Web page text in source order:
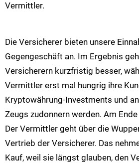
Vermittler.
Die Versicherer bieten unsere
Gegengeschäft an. Im Ergebnis
Versicherern kurzfristig besser,
Vermittler erst mal hungrig ihre
Kryptowährung-Investments und
Zeugs zudonnern werden. Am
Der Vermittler geht über die
Vertrieb der Versicherer. Das
Kauf, weil sie längst glauben, den